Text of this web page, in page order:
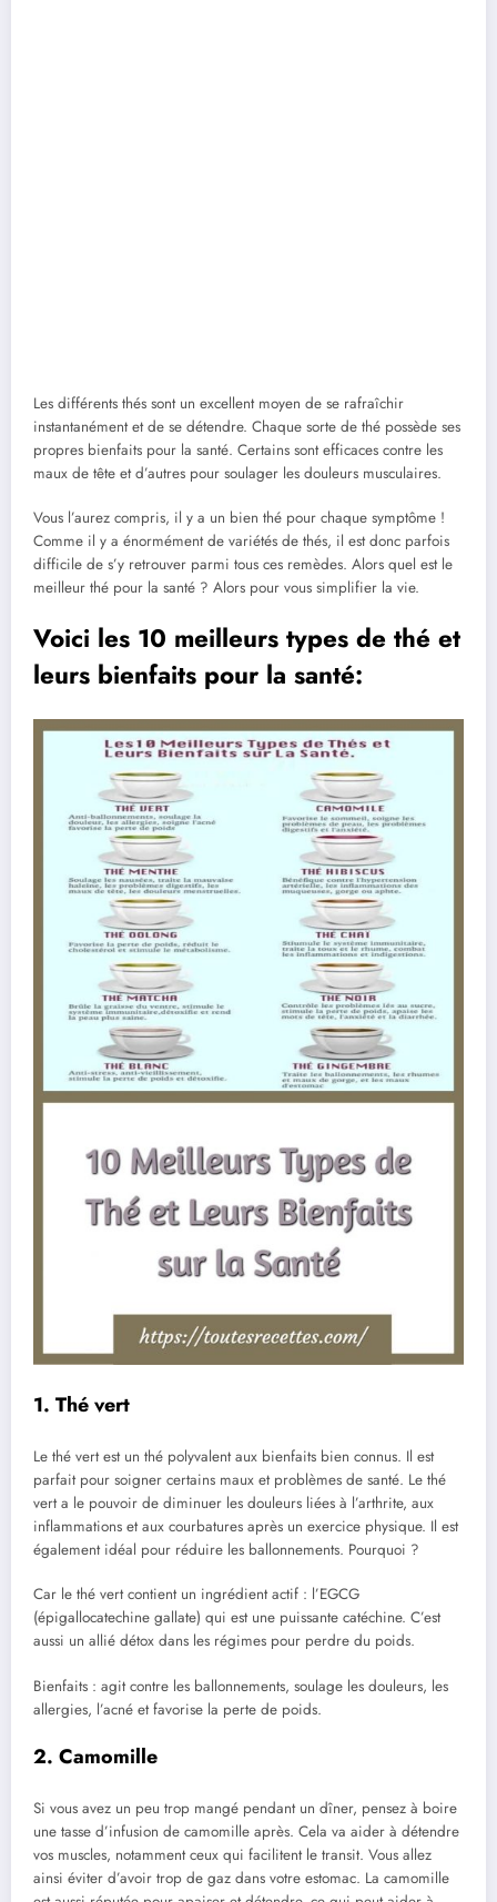
Les différents thés sont un excellent moyen de se rafraîchir
instantanément et de se détendre. Chaque sorte de thé possède ses
propres bienfaits pour la santé. Certains sont efficaces contre les
maux de tête et d’autres pour soulager les douleurs musculaires.
Vous l’aurez compris, il y a un bien thé pour chaque symptôme !
Comme il y a énormément de variétés de thés, il est donc parfois
difficile de s’y retrouver parmi tous ces remèdes. Alors quel est le
meilleur thé pour la santé ? Alors pour vous simplifier la vie.
Voici les 10 meilleurs types de thé et
leurs bienfaits pour la santé:
1. Thé vert
Le thé vert est un thé polyvalent aux bienfaits bien connus. Il est
parfait pour soigner certains maux et problèmes de santé. Le thé
vert a le pouvoir de diminuer les douleurs liées à l’arthrite, aux
inflammations et aux courbatures après un exercice physique. Il est
également idéal pour réduire les ballonnements. Pourquoi ?
Car le thé vert contient un ingrédient actif : l’EGCG
(épigallocatechine gallate) qui est une puissante catéchine. C’est
aussi un allié détox dans les régimes pour perdre du poids.
Bienfaits : agit contre les ballonnements, soulage les douleurs, les
allergies, l’acné et favorise la perte de poids.
2. Camomille ​
Si vous avez un peu trop mangé pendant un dîner, pensez à boire
une tasse d’infusion de camomille après. Cela va aider à détendre
vos muscles, notamment ceux qui facilitent le transit. Vous allez
ainsi éviter d’avoir trop de gaz dans votre estomac. La camomille